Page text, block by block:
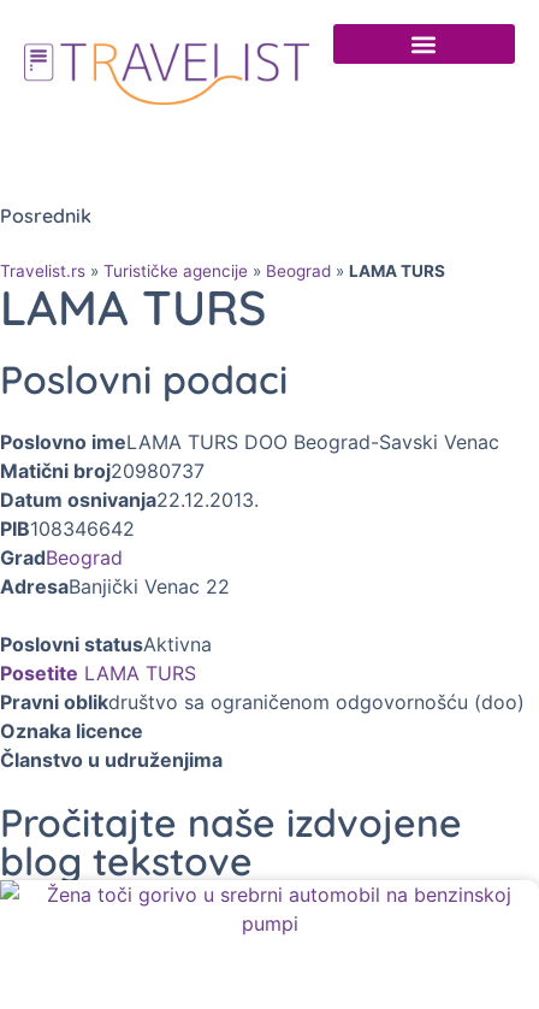
Posrednik
Travelist.rs » Turističke agencije » Beograd » LAMA TURS
LAMA TURS
Poslovni podaci
Poslovno imeLAMA TURS DOO Beograd-Savski Venac
Matični broj20980737
Datum osnivanja22.12.2013.
PIB108346642
GradBeograd
AdresaBanjički Venac 22
Poslovni statusAktivna
Posetite LAMA TURS
Pravni oblikdruštvo sa ograničenom odgovornošću (doo)
Oznaka licence
Članstvo u udruženjima
Pročitajte naše izdvojene
blog tekstove